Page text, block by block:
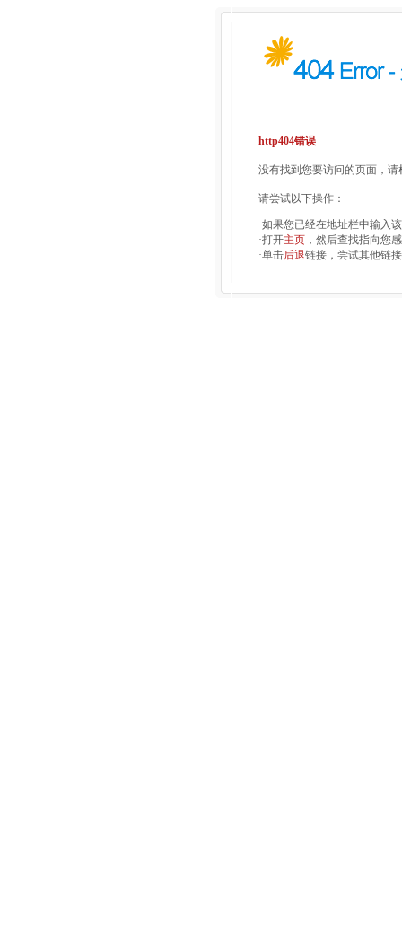
http404错误
没有找到您要访问的页面，
请尝试以下操作：
·如果您已经在地址栏中输入
·打开主页 ，然后查找指向您
·单击后退链接，尝试其他链